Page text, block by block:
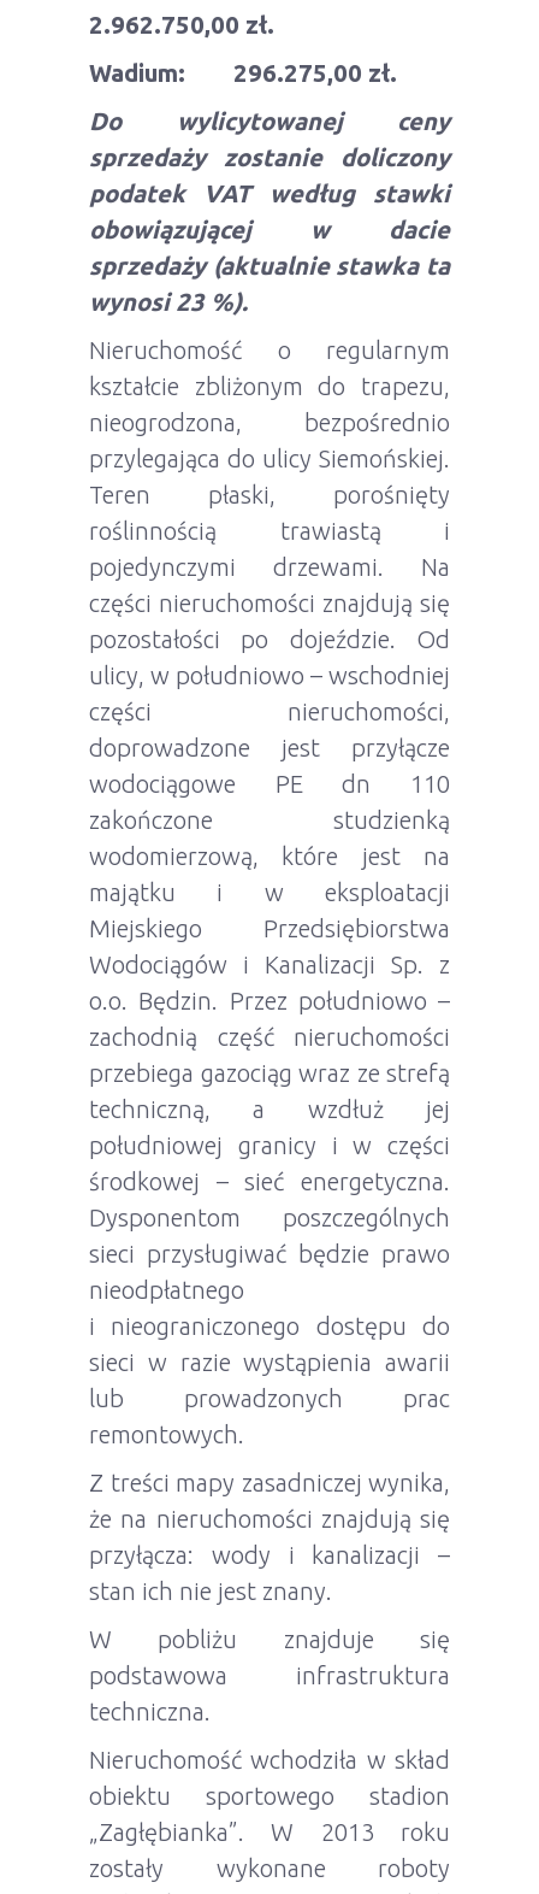
2.962.750,00 zł.
Wadium: 296.275,00 zł.
Do wylicytowanej ceny
sprzedaży zostanie doliczony
podatek VAT
według stawki
obowiązującej w dacie
sprzedaży (aktualnie stawka ta
wynosi23 %).
Nieruchomość o regularnym
kształcie zbliżonym do trapezu,
nieogrodzona, bezpośrednio
przylegająca do ulicy Siemońskiej.
Teren płaski, porośnięty
roślinnością trawiastą i
pojedynczymi drzewami. Na
części nieruchomości znajdują się
pozostałości po dojeździe. Od
ulicy, w południowo – wschodniej
części nieruchomości,
doprowadzone jest przyłącze
wodociągowe PE dn 110
zakończone studzienką
wodomierzową, które jest na
majątku i w eksploatacji
Miejskiego Przedsiębiorstwa
Wodociągów i Kanalizacji Sp. z
o.o. Będzin. Przez południowo –
zachodnią część nieruchomości
przebiega gazociąg wraz ze strefą
techniczną, a wzdłuż jej
południowej granicy i w części
środkowej – sieć energetyczna.
Dysponentom poszczególnych
sieci przysługiwać będzie prawo
nieodpłatnego
i nieograniczonego dostępu do
sieci w razie wystąpienia awarii
lub prowadzonych prac
remontowych.
Z treści mapy zasadniczej wynika,
że na nieruchomości znajdują się
przyłącza: wody i kanalizacji –
stan ich nie jest znany.
W pobliżu znajduje się
podstawowa infrastruktura
techniczna.
Nieruchomość wchodziła w skład
obiektu sportowego stadion
„Zagłębianka”. W 2013 roku
zostały wykonane roboty